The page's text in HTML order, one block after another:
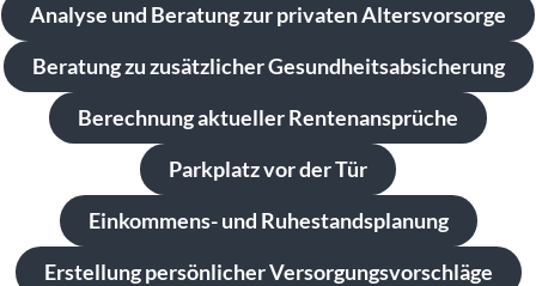
Analyse und Beratung zur privaten Altersvorsorge
Beratung zu zusätzlicher Gesundheitsabsicherung
Berechnung aktueller Rentenansprüche
Parkplatz vor der Tür
Einkommens- und Ruhestandsplanung
Erstellung persönlicher Versorgungsvorschläge